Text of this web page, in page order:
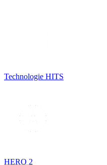
Technologie HITS
HERO 2